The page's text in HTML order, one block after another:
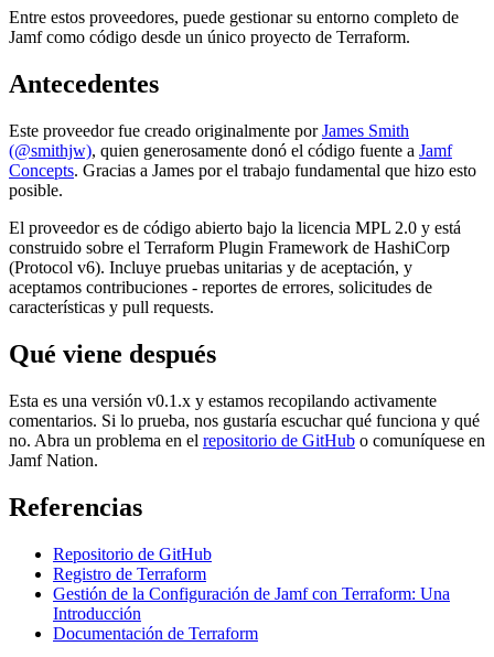
Entre estos proveedores, puede gestionar su entorno completo de
Jamf como código desde un único proyecto de Terraform.
Antecedentes
Este proveedor fue creado originalmente porJames Smith
(@smithjw), quien generosamente donó el código fuente a Jamf
Concepts. Gracias a James por el trabajo fundamental que hizo esto
posible.
El proveedor es de código abierto bajo la licencia MPL 2.0 y está
construido sobre el Terraform Plugin Framework de HashiCorp
(Protocol v6). Incluye pruebas unitarias y de aceptación, y
aceptamos contribuciones - reportes de errores, solicitudes de
características y pull requests.
Qué viene después
Esta es una versión v0.1.x y estamos recopilando activamente
comentarios. Si lo prueba, nos gustaría escuchar qué funciona y qué
no. Abra un problema en el repositorio de GitHub o comuníquese en
Jamf Nation.
Referencias
Repositorio de GitHub
Registro de Terraform
Gestión de la Configuración de Jamf con Terraform: Una
Introducción
Documentación de Terraform